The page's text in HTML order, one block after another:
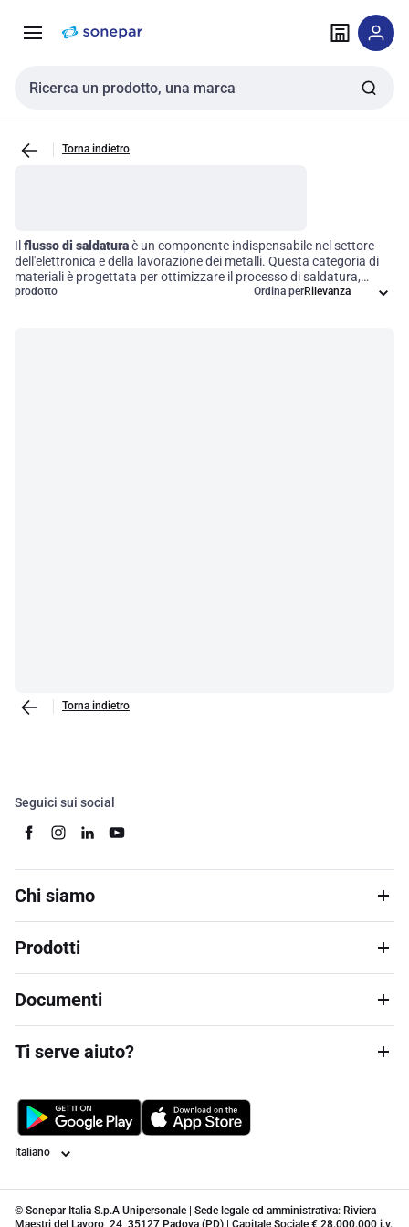
navigazione alla
Cerca input
Torna indietro
Il flusso di saldaturaè un componente indispensabile nel settore
dell'elettronica e della lavorazione dei metalli. Questa categoria di
materiali è progettata per ottimizzare il processo di saldatura,
riducendo l'ossidazione e migliorando la fluidità del materiale di
prodotto Ordina per
Torna indietro
Seguici sui social
Chi siamo
Prodotti
Documenti
Ti serve aiuto?
Lingua
© Sonepar Italia S.p.A Unipersonale | Sede legale ed amministrativa: Riviera
Maestri del Lavoro, 24, 35127 Padova (PD) | Capitale Sociale € 28.000.000 i.v.